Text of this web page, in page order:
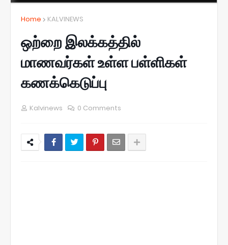
Home KALVINEWS
ஒற்றை இலக்கத்தில்
மாணவர்கள் உள்ள பள்ளிகள்
கணக்கெடுப்பு
Kalvinews 0 Comments